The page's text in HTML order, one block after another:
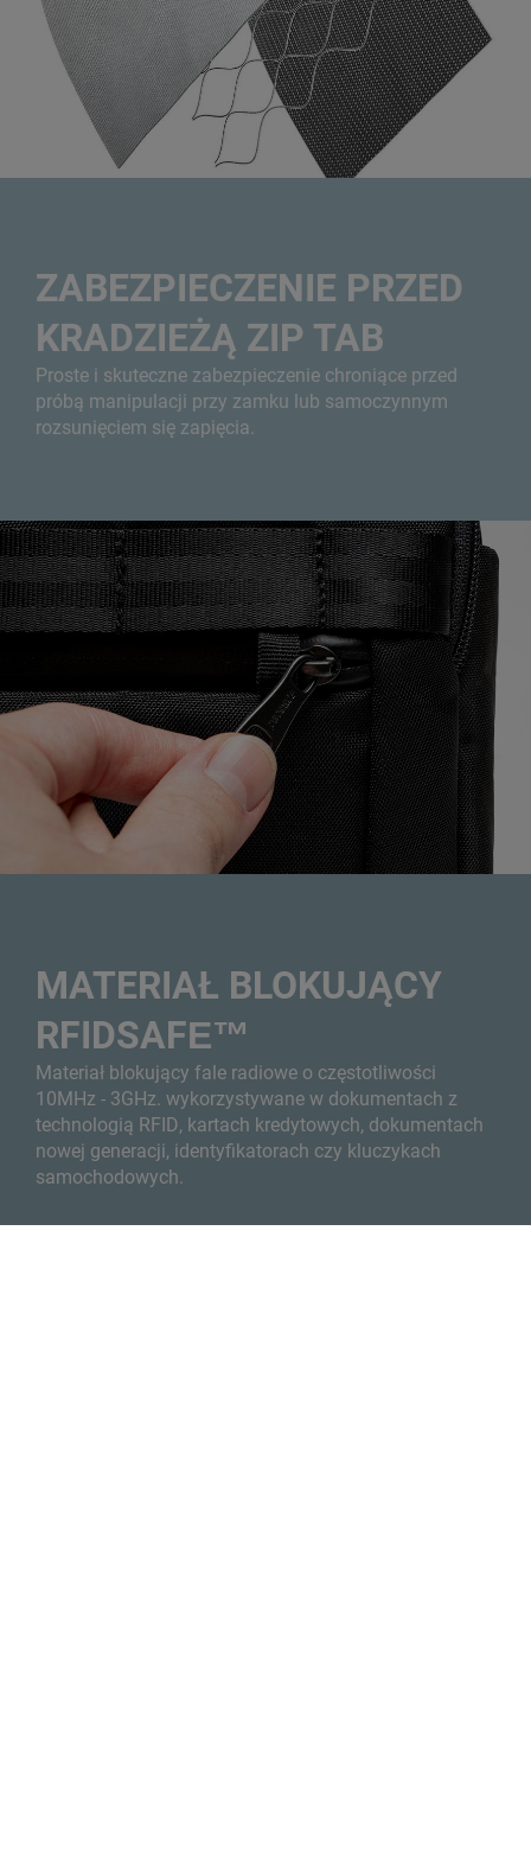
ZABEZPIECZENIE PRZED
KRADZIEŻĄ ZIP TAB
Proste i skuteczne zabezpieczenie chroniące przed
próbą manipulacji przy zamku lub samoczynnym
rozsunięciem się zapięcia.
MATERIAŁ BLOKUJĄCY
RFIDSAFE™
Materiał blokujący fale radiowe o częstotliwości
10MHz - 3GHz. wykorzystywane w dokumentach z
technologią RFID, kartach kredytowych, dokumentach
nowej generacji, identyfikatorach czy kluczykach
samochodowych.